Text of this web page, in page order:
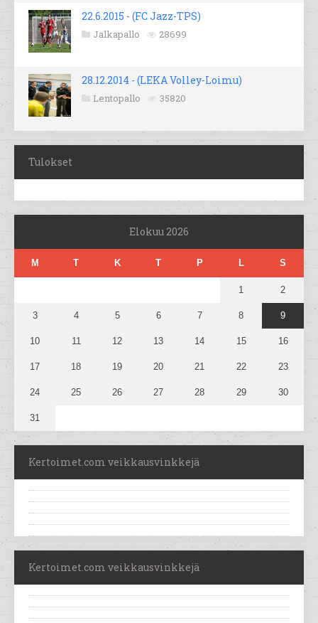
22.6.2015 - (FC Jazz-TPS)
Jalkapallo 28699
28.12.2014 - (LEKA Volley-Loimu)
Lentopallo 35820
Tulokset
Elokuu 2026
M T K T P L S
1 2
3 4 5 6 7 8 9
10 11 12 13 14 15 16
17 18 19 20 21 22 23
24 25 26 27 28 29 30
31
Kertoimet.com veikkausvinkkejä
Kertoimet.com veikkausvinkkejä